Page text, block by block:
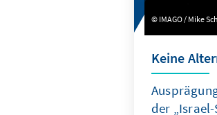
IMAGO / Mike
Keine
der